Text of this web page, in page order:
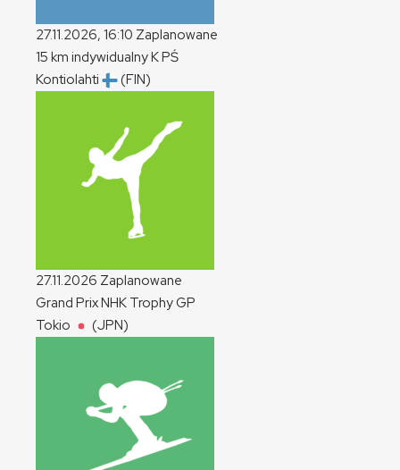
27.11.2026, 16:10 Zaplanowane
15 km indywidualnyKPŚ
Kontiolahti
(FIN)
27.11.2026 Zaplanowane
Grand Prix NHK TrophyGP
Tokio
(JPN)